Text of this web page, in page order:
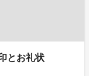
とお礼状